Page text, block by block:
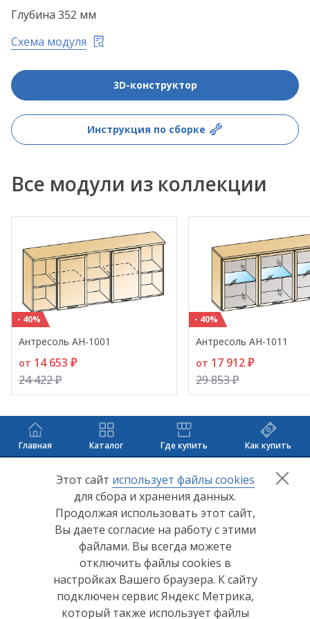
Глубина 352 мм
Схема модуля
3D-конструктор
Инструкция по сборке
Все модули из коллекции
- 40%
Антресоль АН-1001
от 14 653 ₽
24 422 ₽
- 40%
Антресоль АН-1011
от 17 912 ₽
29 853 ₽
Главная Каталог Где купить Как купить
+7 (8412) 65-33-00
info@lerom.ru
Согласие на обработку персональных данных
Политика конфиденциальности
Согласие на обработку персональных данных Яндекс
Этот сайт использует файлы cookies
для сбора и хранения данных.
Продолжая использовать этот сайт,
Вы даете согласие на работу с этими
файлами. Вы всегда можете
отключить файлы cookies в
настройках Вашего браузера. К сайту
подключен сервис Яндекс Метрика,
который также использует файлы